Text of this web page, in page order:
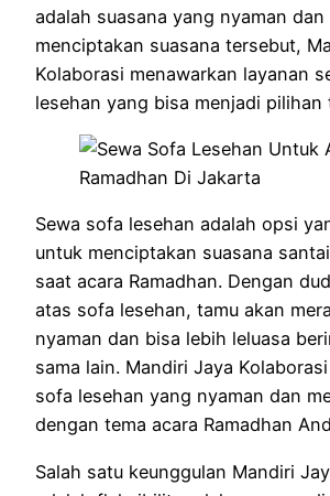
adalah suasana yang nyaman
menciptakan suasana tersebut,
Kolaborasi menawarkan layanan
lesehan yang bisa menjadi pilihan
Sewa sofa lesehan adalah opsi
untuk menciptakan suasana
saat acara Ramadhan. Dengan
atas sofa lesehan, tamu akan
nyaman dan bisa lebih leluasa
sama lain. Mandiri Jaya
sofa lesehan yang nyaman dan
dengan tema acara Ramadhan
Salah satu keunggulan Mandiri